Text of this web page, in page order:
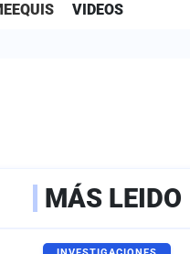
VIDEOS
MÁS LEIDO